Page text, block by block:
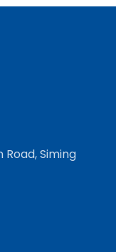
Road, Siming